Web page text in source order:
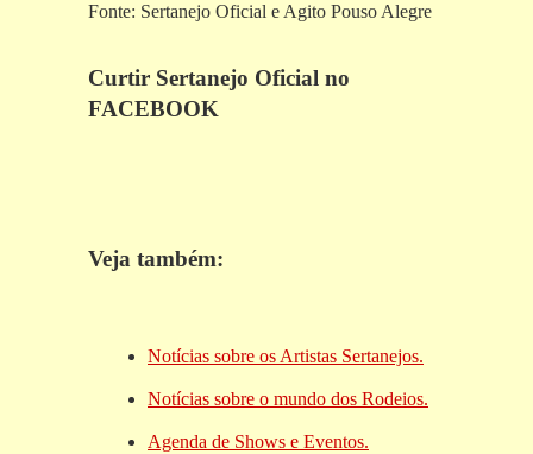
Fonte: Sertanejo Oficial e Agito Pouso Alegre
Curtir Sertanejo Oficial no
FACEBOOK
Veja também:
Notícias sobre os Artistas Sertanejos.
Notícias sobre o mundo dos Rodeios.
Agenda de Shows e Eventos.